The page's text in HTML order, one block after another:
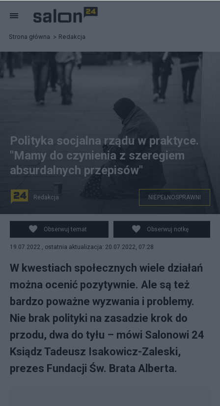
Strona główna Redakcja
Problemów społecznych jest wiele uważa ks.
Isakowicz-Zaleski Fot. Pixabay
Polityka socjalna rządu w praktyce.
"Mamy do czynienia z szeregiem
absurdalnych przepisów"
Redakcja NIEPEŁNOSPRAWNI
Obserwuj temat Obserwuj notkę
19.07.2022 , ostatnia aktualizacja: 20.07.2022, 07:28
W kwestiach społecznych wiele działań
można ocenić pozytywnie. Ale są też
bardzo poważne wyzwania i problemy.
Nie brak polityki na zasadzie krok do
przodu, dwa do tyłu – mówi Salonowi 24
Ksiądz Tadeusz Isakowicz-Zaleski,
prezes Fundacji Św. Brata Alberta.